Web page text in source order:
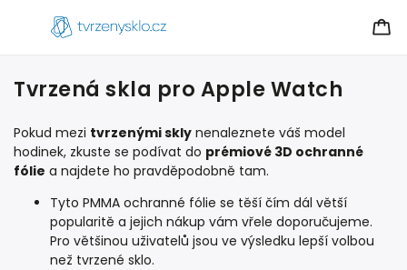
Tvrzená skla pro Apple Watch
Pokud mezi tvrzenými skly nenaleznete váš model
hodinek, zkuste se podívat do prémiové 3D ochranné
fólie a najdete ho pravděpodobně tam.
Tyto PMMA ochranné fólie se těší čím dál větší
popularitě a jejich nákup vám vřele doporučujeme.
Pro většinou uživatelů jsou ve výsledku lepší volbou
než tvrzené sklo.